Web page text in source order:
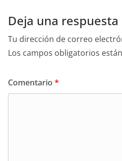
Deja una respuesta
Tu dirección de correo
Los campos obligatorios
Comentario *